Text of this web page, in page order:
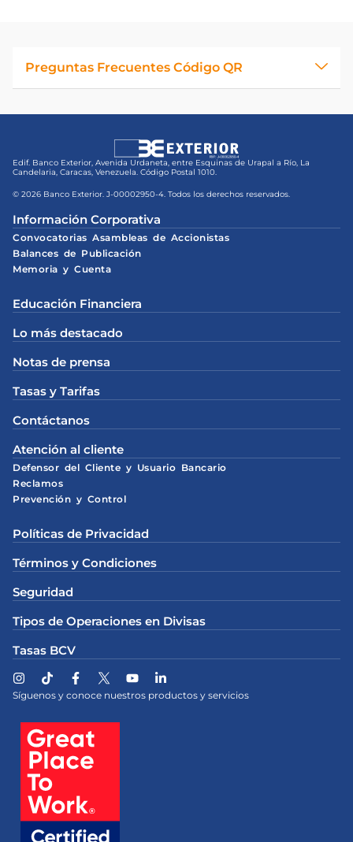
Preguntas Frecuentes Código QR
Edif. Banco Exterior, Avenida Urdaneta, entre Esquinas de Urapal a Río, La
Candelaria, Caracas, Venezuela. Código Postal 1010.
© 2026 Banco Exterior. J-00002950-4. Todos los derechos reservados.
Información Corporativa
Convocatorias Asambleas de Accionistas
Balances de Publicación
Memoria y Cuenta
Educación Financiera
Lo más destacado
Notas de prensa
Tasas y Tarifas
Contáctanos
Atención al cliente
Defensor del Cliente y Usuario Bancario
Reclamos
Prevención y Control
Políticas de Privacidad
Términos y Condiciones
Seguridad
Tipos de Operaciones en Divisas
Tasas BCV
Síguenos y conoce nuestros productos y servicios